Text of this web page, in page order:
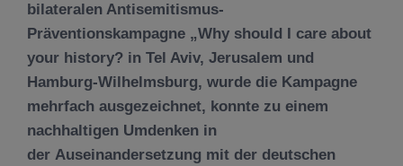
bilateralen Antisemitismus-
Präventionskampagne „Why should I care about
your history? in Tel Aviv, Jerusalem und
Hamburg-Wilhelmsburg, wurde die Kampagne
mehrfach ausgezeichnet, konnte zu einem
nachhaltigen Umdenken in
der Auseinandersetzung mit der deutschen